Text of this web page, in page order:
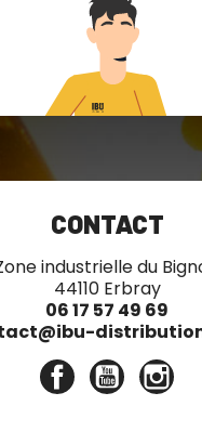
CONTACT
industrielle du
44110 Erbray
06 17 57 49 69
FacebookYouTube